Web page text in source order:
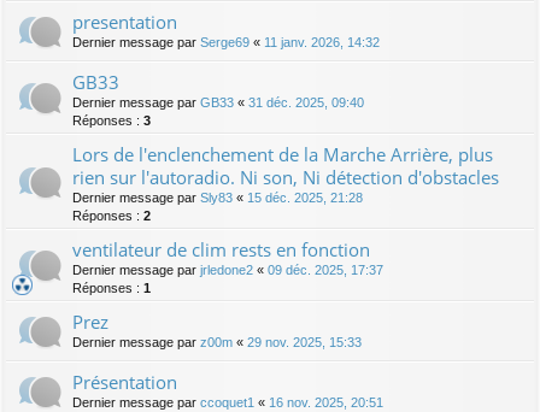
presentation
Dernier message par Serge69 « 11 janv. 2026, 14:32
GB33
Dernier message par GB33 « 31 déc. 2025, 09:40
Réponses : 3
Lors de l'enclenchement de la Marche Arrière, plus
rien sur l'autoradio. Ni son, Ni détection d'obstacles
Dernier message par Sly83 « 15 déc. 2025, 21:28
Réponses : 2
ventilateur de clim rests en fonction
Dernier message par jrledone2 « 09 déc. 2025, 17:37
Réponses : 1
Prez
Dernier message par z00m « 29 nov. 2025, 15:33
Présentation
Dernier message par ccoquet1 « 16 nov. 2025, 20:51